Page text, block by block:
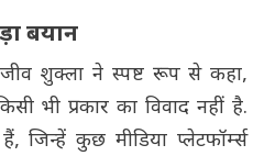
बयान
शुक्ला ने स्पष्ट रूप से कहा,
भी प्रकार का विवाद नहीं है.
कुछ मीडिया प्लेटफॉर्म्स